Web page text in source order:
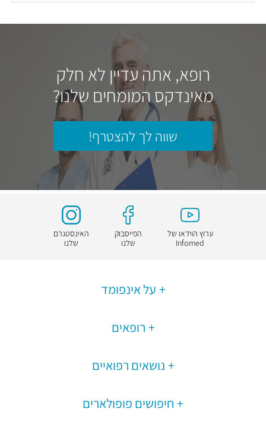
רופא, אתה עדיין לא חלק
מאינדקס המומחים שלנו?
שווה לך להצטרף!
ערוץ הוידאו של
Infomed
הפייסבוק
שלנו
האינסטגרם
שלנו
על אינפומד
רופאים
נושאים רפואיים
חיפושים פופולארים